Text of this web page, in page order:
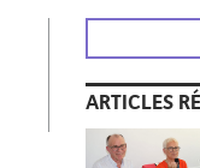
ARTICLES